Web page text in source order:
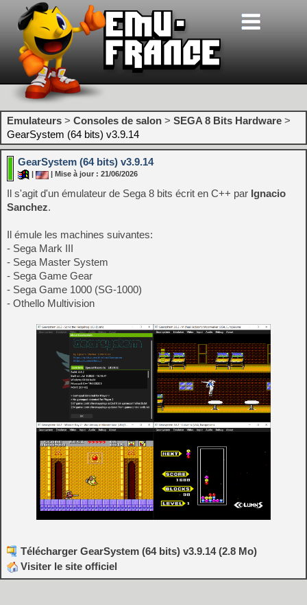
Emulateurs > Consoles de salon > SEGA 8 Bits Hardware >
GearSystem (64 bits) v3.9.14
GearSystem (64 bits) v3.9.14
| Mise à jour : 21/06/2026
Il s'agit d'un émulateur de Sega 8 bits écrit en C++ par Ignacio
Sanchez.
Il émule les machines suivantes:
- Sega Mark III
- Sega Master System
- Sega Game Gear
- Sega Game 1000 (SG-1000)
- Othello Multivision
Télécharger GearSystem (64 bits) v3.9.14 (2.8 Mo)
Visiter le site officiel